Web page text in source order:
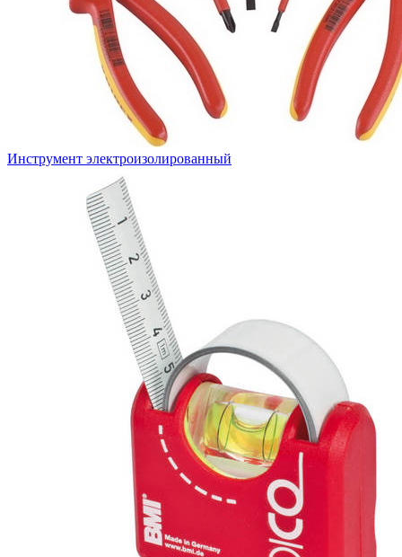
Инструмент электроизолированный